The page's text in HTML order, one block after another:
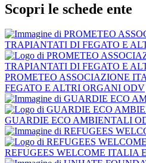
Scopri le schede ente
PROMETEO ASSOCIAZIONE
FEGATO E ALTRI ORGANI ODV
GUARDIE ECO AMBIENTALI
REFUGEES WELCOME ITALIA